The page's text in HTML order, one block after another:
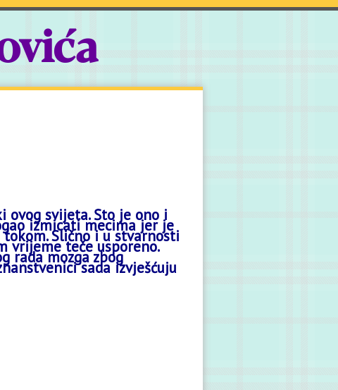
ovog svijeta. Što je ono i
izmicati mecima jer je
Slično i u stvarnosti
vrijeme teče usporeno.
rada mozga zbog
sada izvješćuju